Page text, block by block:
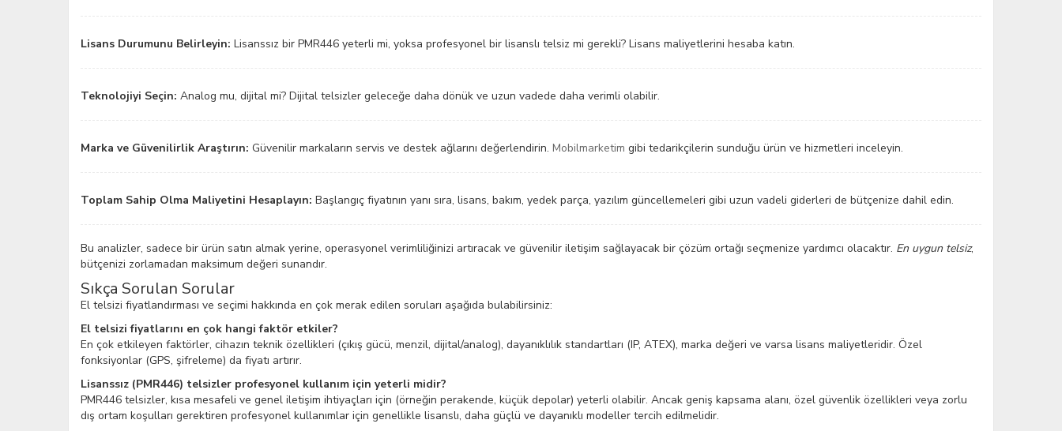
Lisans Durumunu Belirleyin: Lisanssız bir PMR446 yeterli mi, yoksa profesyonel bir lisanslı telsiz mi gerekli? Lisans maliyetlerini hesaba katın.
Teknolojiyi Seçin: Analog mu, dijital mi? Dijital telsizler geleceğe daha dönük ve uzun vadede daha verimli olabilir.
Marka ve Güvenilirlik Araştırın: Güvenilir markaların servis ve destek ağlarını değerlendirin. Mobilmarketim gibi tedarikçilerin sunduğu ürün ve hizmetleri inceleyin.
Toplam Sahip Olma Maliyetini Hesaplayın: Başlangıç fiyatının yanı sıra, lisans, bakım, yedek parça, yazılım güncellemeleri gibi uzun vadeli giderleri de bütçenize dahil edin.
Bu analizler, sadece bir ürün satın almak yerine, operasyonel verimliliğinizi artıracak ve güvenilir iletişim sağlayacak bir çözüm ortağı seçmenize yardımcı olacaktır. En uygun telsiz,
bütçenizi zorlamadan maksimum değeri sunandır.
Sıkça Sorulan Sorular
El telsizi fiyatlandırması ve seçimi hakkında en çok merak edilen soruları aşağıda bulabilirsiniz:
El telsizi fiyatlarını en çok hangi faktör etkiler?
En çok etkileyen faktörler, cihazın teknik özellikleri (çıkış gücü, menzil, dijital/analog), dayanıklılık standartları (IP, ATEX), marka değeri ve varsa lisans maliyetleridir. Özel
fonksiyonlar (GPS, şifreleme) da fiyatı artırır.
Lisanssız (PMR446) telsizler profesyonel kullanım için yeterli midir?
PMR446 telsizler, kısa mesafeli ve genel iletişim ihtiyaçları için (örneğin perakende, küçük depolar) yeterli olabilir. Ancak geniş kapsama alanı, özel güvenlik özellikleri veya zorlu
dış ortam koşulları gerektiren profesyonel kullanımlar için genellikle lisanslı, daha güçlü ve dayanıklı modeller tercih edilmelidir.